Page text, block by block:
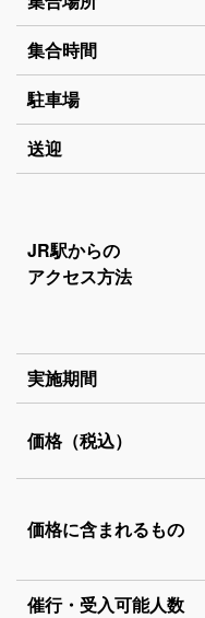
集合時間
駐車場
送迎
JR駅からの
アクセス方法
実施期間
価格（税込）
価格に含まれるもの
催行・受入可能人数